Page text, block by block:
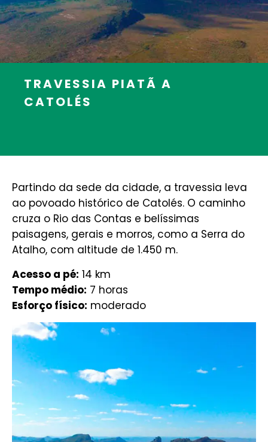
TRAVESSIA PIATÃ A
CATOLÉS
Partindo da sede da cidade, a travessia leva
ao povoado histórico de Catolés. O caminho
cruza o Rio das Contas e belíssimas
paisagens, gerais e morros, como a Serra do
Atalho, com altitude de 1.450 m.
Acesso a pé: 14 km
Tempo médio: 7 horas
Esforço físico: moderado